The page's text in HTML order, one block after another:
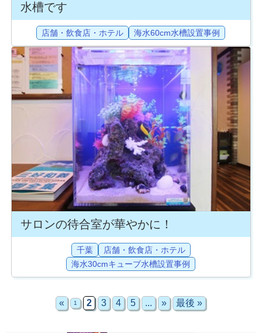
水槽です
店舗・飲食店・ホテル 海水60cm水槽設置事例
サロンの待合室が華やかに！
千葉
店舗・飲食店・ホテル
海水30cmキューブ水槽設置事例
« 1 2 3 4 5 ... » 最後 »